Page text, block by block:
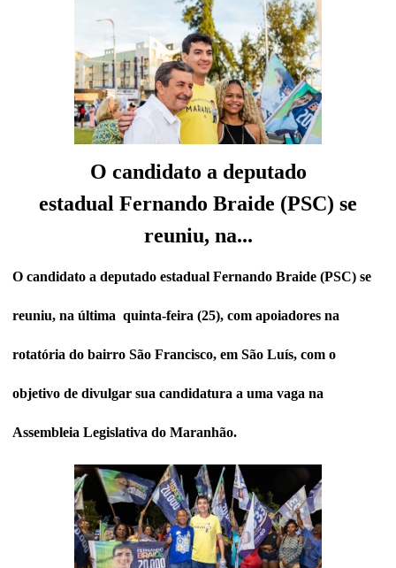
O candidato a deputado
estadual Fernando Braide (PSC) se
reuniu, na...
O candidato a deputado estadual Fernando Braide (PSC) se
reuniu, na última quinta-feira (25), com apoiadores na
rotatória do bairro São Francisco, em São Luís, com o
objetivo de divulgar sua candidatura a uma vaga na
Assembleia Legislativa do Maranhão.